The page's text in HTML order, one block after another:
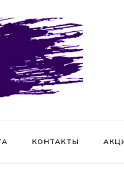
Сертификат на фотосессию
КОНТАКТЫ